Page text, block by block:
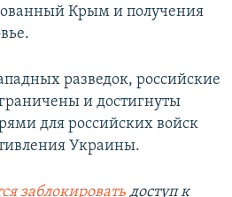
Крым и получения
разведок, российские
и достигнуты
для российских войск
Украины.
заблокировать доступ к